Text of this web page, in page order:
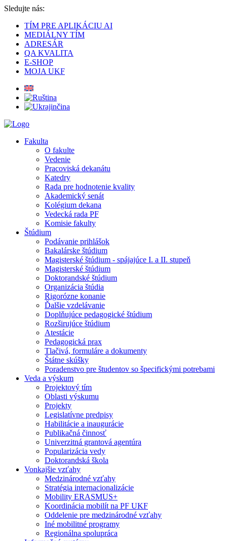
Sledujte nás:
TÍM PRE APLIKÁCIU AI
MEDIÁLNY TÍM
ADRESÁR
QA KVALITA
E-SHOP
MOJA UKF
Fakulta
O fakulte
Vedenie
Pracoviská dekanátu
Katedry
Rada pre hodnotenie kvality
Akademický senát
Kolégium dekana
Vedecká rada PF
Komisie fakulty
Štúdium
Podávanie prihlášok
Bakalárske štúdium
Magisterské štúdium - spájajúce I. a II. stupeň
Magisterské štúdium
Doktorandské štúdium
Organizácia štúdia
Rigorózne konanie
Ďalšie vzdelávanie
Doplňujúce pedagogické štúdium
Rozširujúce štúdium
Atestácie
Pedagogická prax
Tlačivá, formuláre a dokumenty
Štátne skúšky
Poradenstvo pre študentov so špecifickými potrebami
Veda a výskum
Projektový tím
Oblasti výskumu
Projekty
Legislatívne predpisy
Habilitácie a inaugurácie
Publikačná činnosť
Univerzitná grantová agentúra
Popularizácia vedy
Doktorandská škola
Vonkajšie vzťahy
Medzinárodné vzťahy
Stratégia internacionalizácie
Mobility ERASMUS+
Koordinácia mobilít na PF UKF
Oddelenie pre medzinárodné vzťahy
Iné mobilitné programy
Regionálna spolupráca